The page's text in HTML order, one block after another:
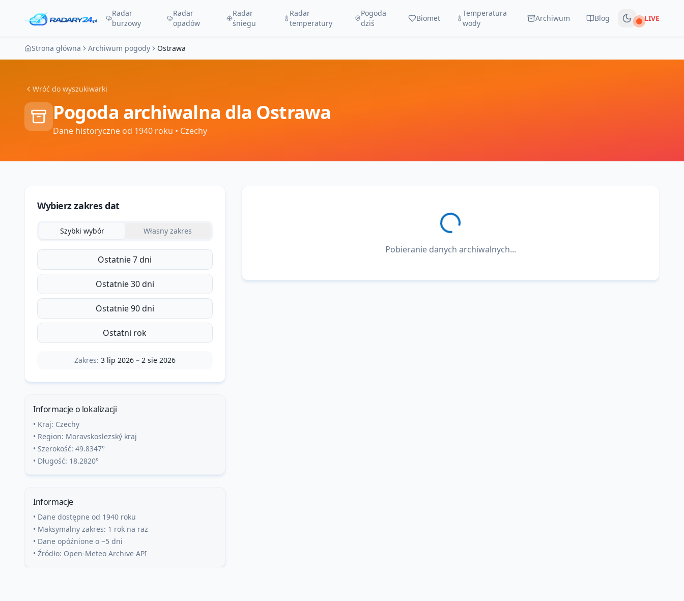
Radar
burzowy
Radar
opadów
Radar
śniegu
Radar
temperatury
Pogoda
dziś
Biomet
Temperatura
wody
Archiwum Blog Na żywo
LIVE
Strona główna Archiwum pogody Ostrawa
Wróć do wyszukiwarki
Pogoda archiwalna dla Ostrawa
Dane historyczne od 1940 roku • Czechy
Wybierz zakres dat
Szybki wybór Własny zakres
Ostatnie 7 dni
Ostatnie 30 dni
Ostatnie 90 dni
Ostatni rok
Zakres: 3 lip 2026– 2 sie 2026
Informacje o lokalizacji
• Kraj: Czechy
• Region: Moravskoslezský kraj
• Szerokość: 49.8347°
• Długość: 18.2820°
Informacje
• Dane dostępne od 1940 roku
• Maksymalny zakres: 1 rok na raz
• Dane opóźnione o ~5 dni
• Źródło: Open-Meteo Archive API
Pobieranie danych archiwalnych...